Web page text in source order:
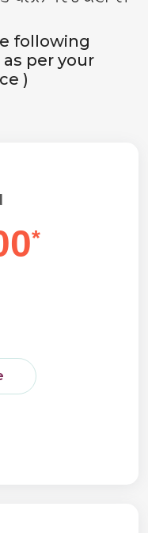
following
per your
)
*